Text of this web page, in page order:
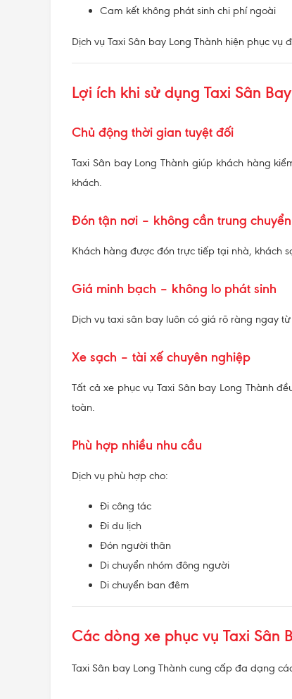
Cam kết không phát sinh chi phí ngoài
Dịch vụ Taxi Sân bay Long Thành hiện phục
Lợi ích khi sử dụng Taxi Sân
Chủ động thời gian tuyệt đối
Taxi Sân bay Long Thành giúp khách hàng
khách.
Đón tận nơi – không cần trung chuyển
Khách hàng được đón trực tiếp tại nhà, khách
Giá minh bạch – không lo phát sinh
Dịch vụ taxi sân bay luôn có giá rõ ràng ngay
Xe sạch – tài xế chuyên nghiệp
Tất cả xe phục vụ Taxi Sân bay Long Thành
toàn.
Phù hợp nhiều nhu cầu
Dịch vụ phù hợp cho:
Đi công tác
Đi du lịch
Đón người thân
Di chuyển nhóm đông người
Di chuyển ban đêm
Các dòng xe phục vụ Taxi Sân
Taxi Sân bay Long Thành cung cấp đa dạng